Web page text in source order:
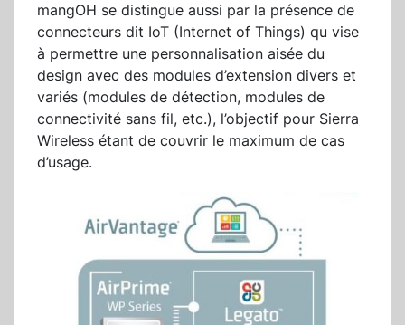
mangOH se distingue aussi par la présence de
connecteurs dit IoT (Internet of Things) qu vise
à permettre une personnalisation aisée du
design avec des modules d’extension divers et
variés (modules de détection, modules de
connectivité sans fil, etc.), l’objectif pour Sierra
Wireless étant de couvrir le maximum de cas
d’usage.